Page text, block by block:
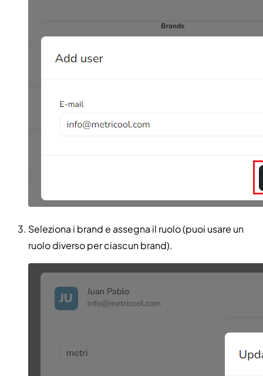
Seleziona i brand e assegna il ruolo (puoi usare un
ruolo diverso per ciascun brand).